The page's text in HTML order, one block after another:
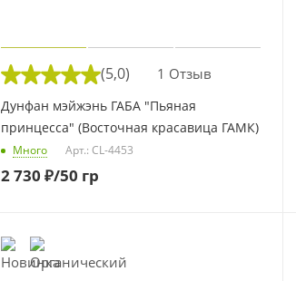
(5,0) 1 Отзыв
Дунфан мэйжэнь ГАБА "Пьяная
принцесса" (Восточная красавица ГАМК)
Много Арт.: CL-4453
2 730 ₽/50 гр